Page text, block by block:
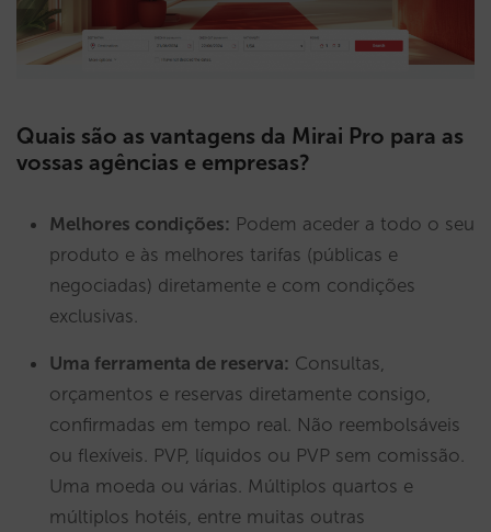
Quais são as vantagens da Mirai Pro para as
vossas agências e empresas?
Melhores condições: Podem aceder a todo o seu
produto e às melhores tarifas (públicas e
negociadas) diretamente e com condições
exclusivas.
Uma ferramenta de reserva: Consultas,
orçamentos e reservas diretamente consigo,
confirmadas em tempo real. Não reembolsáveis
ou flexíveis. PVP, líquidos ou PVP sem comissão.
Uma moeda ou várias. Múltiplos quartos e
múltiplos hotéis, entre muitas outras